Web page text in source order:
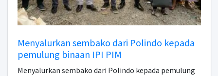
Menyalurkan sembako dari Polindo kepada
pemulung binaan IPI PIM
Menyalurkan sembako dari Polindo kepada pemulung